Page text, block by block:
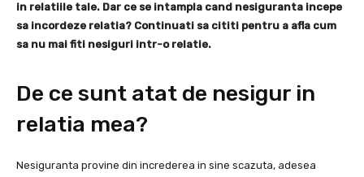
in relatiile tale. Dar ce se intampla cand nesiguranta incepe
sa incordeze relatia? Continuati sa cititi pentru a afla cum
sa nu mai fiti nesiguri intr-o relatie.
De ce sunt atat de nesigur in
relatia mea?
Nesiguranta provine din increderea in sine scazuta, adesea